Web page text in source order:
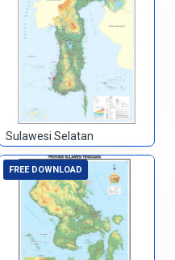
Sulawesi Selatan
FREE DOWNLOAD